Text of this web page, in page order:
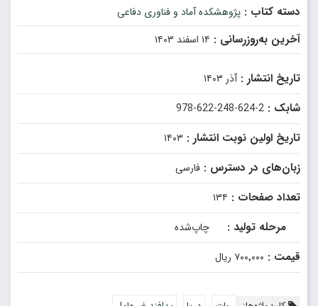
دسته کتاب : پژوهشکده آماد و فناوری دفاعی
آخرین به‌روزرسانی : ۱۴ اسفند ۱۴۰۳
تاریخ انتشار :آذر ۱۴۰۳
شابک : 978-622-248-624-2
تاریخ اولین نوبت انتشار : ۱۴۰۳
زبان‌های در دسترس : فارسی
تعداد صفحات : ۱۳۴
مرحله تولید : چاپ‌شده
قیمت : ۷۰۰٬۰۰۰ ریال